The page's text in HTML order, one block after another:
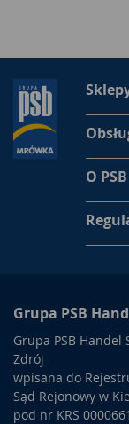
O
Grupa PSB
Grupa PSB Handel
Zdrój
wpisana do
Sąd Rejonowy w
pod nr KRS